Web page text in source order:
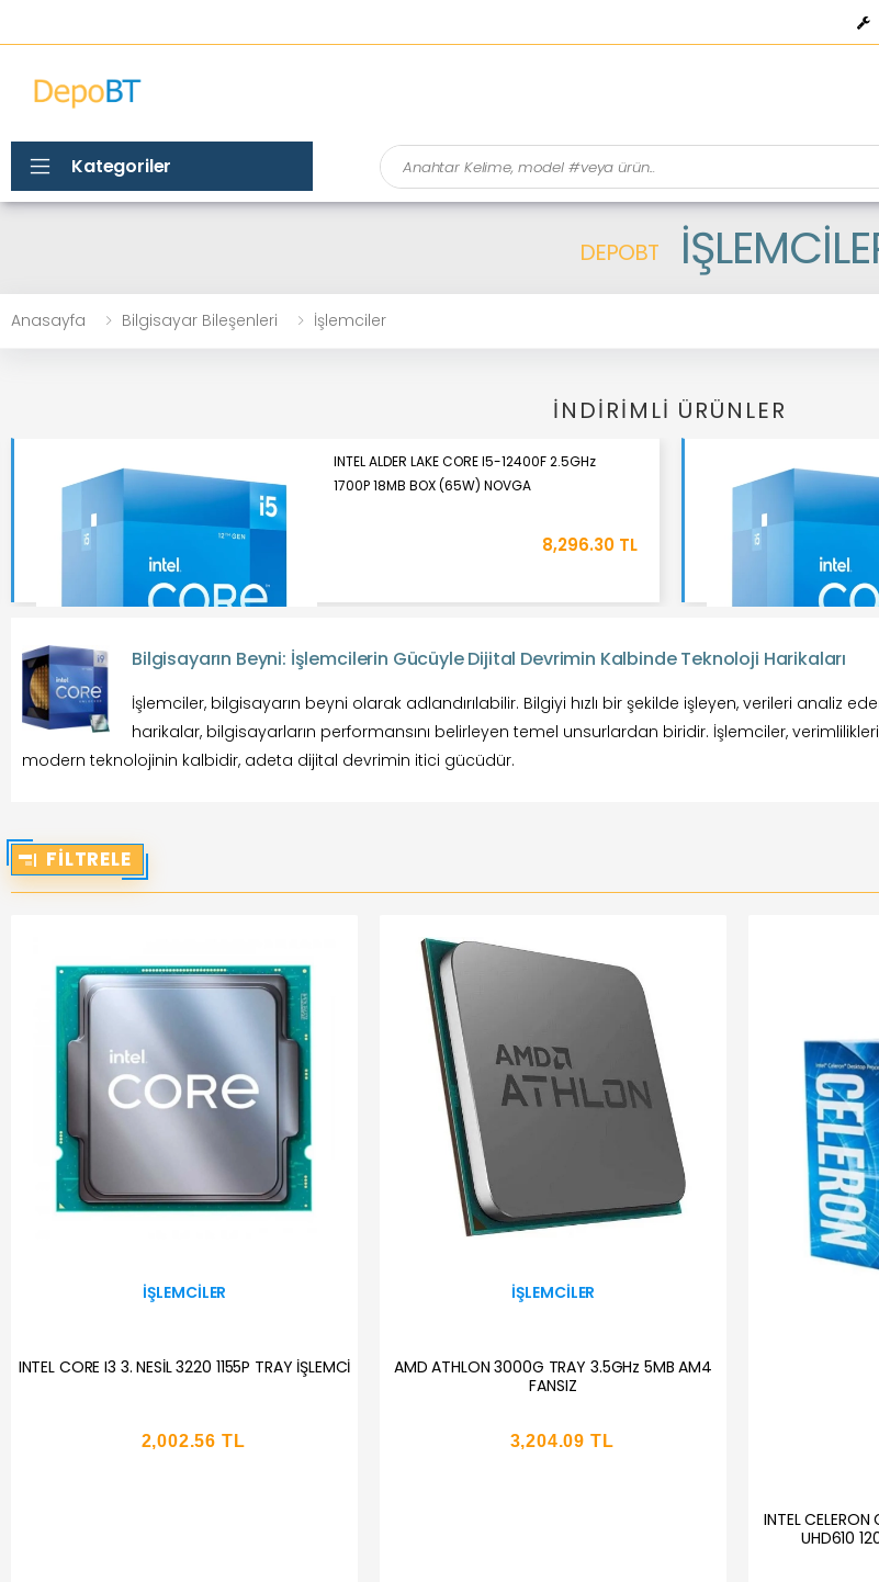
Kategoriler
Ara
DEPOBT
Anasayfa Bilgisayar Bileşenleri İşlemciler
İNDIRIMLI ÜRÜNLER
INTEL ALDER LAKE CORE I5-12400F 2.5GHz
1700P 18MB BOX (65W) NOVGA
8,296.30 TL
Bilgisayarın Beyni: İşlemcilerin Gücüyle Dijital Devrimin Kalbinde Teknoloji Harikaları
İşlemciler, bilgisayarın beyni olarak adlandırılabilir. Bilgiyi hızlı bir şekilde işleyen, verileri
harikalar, bilgisayarların performansını belirleyen temel unsurlardan biridir. İşlemciler,
modern teknolojinin kalbidir, adeta dijital devrimin itici gücüdür.
FILTRELE
İŞLEMCILER
INTEL CORE I3 3. NESİL 3220 1155P TRAY İŞLEMCİ
2,002.56 TL
İŞLEMCILER
AMD ATHLON 3000G TRAY 3.5GHz 5MB AM4
FANSIZ
3,204.09 TL
INTEL
UHD610